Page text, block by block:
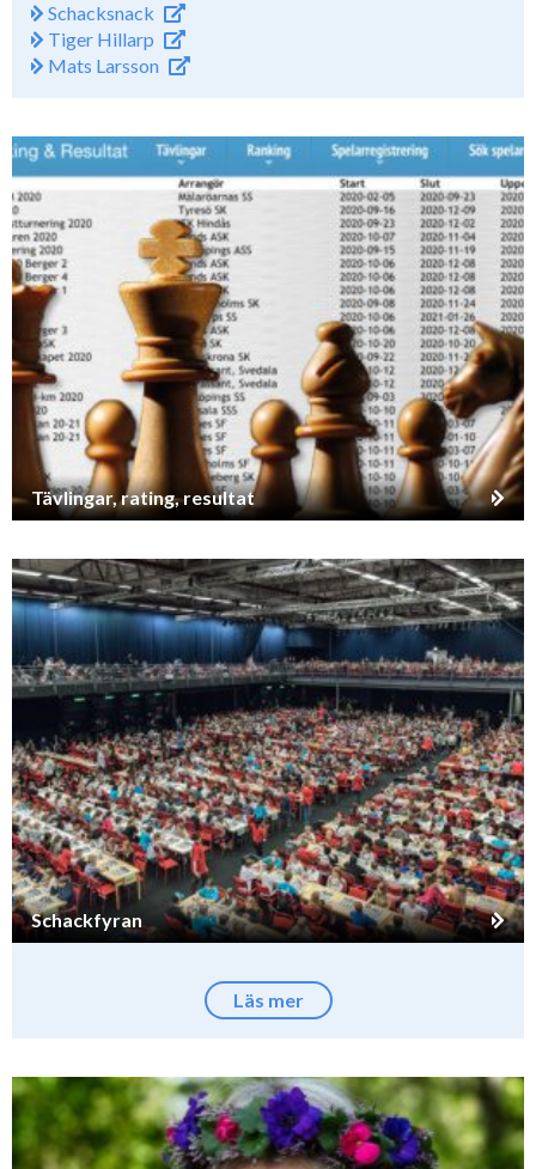
Schacksnack
Tiger Hillarp
Mats Larsson
Tävlingar, rating, resultat
Schackfyran
Läs mer